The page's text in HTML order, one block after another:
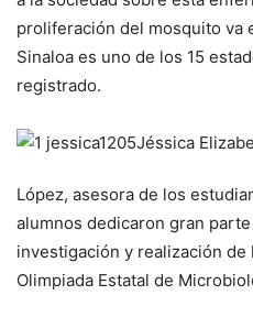
proliferación del mosquito va
Sinaloa es uno de los 15
registrado.
Jéssica
López, asesora de los
alumnos dedicaron gran
investigación y realización de
Olimpiada Estatal de